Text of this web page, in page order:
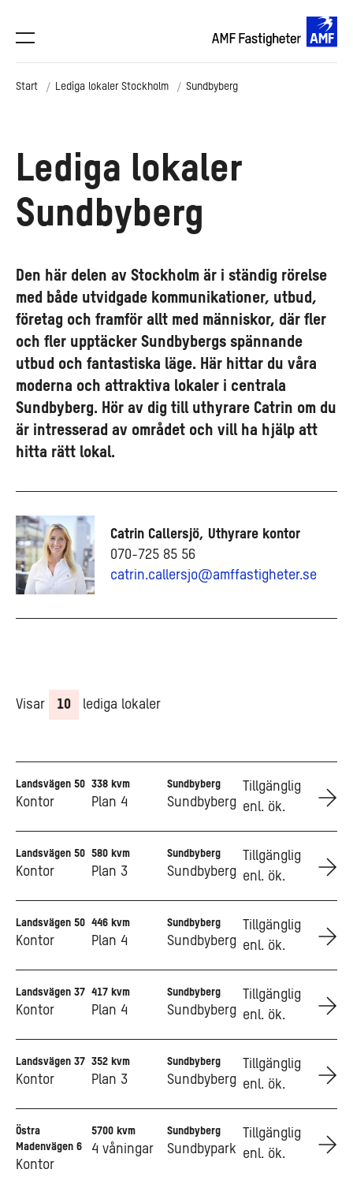
Start Lediga lokaler Stockholm Sundbyberg
Lediga lokaler
Sundbyberg
Den här delen av Stockholm är i ständig rörelse
med både utvidgade kommunikationer, utbud,
företag och framför allt med människor, där fler
och fler upptäcker Sundbybergs spännande
utbud och fantastiska läge. Här hittar du våra
moderna och attraktiva lokaler i centrala
Sundbyberg. Hör av dig till uthyrare Catrin om du
är intresserad av området och vill ha hjälp att
hitta rätt lokal.
Catrin Callersjö, Uthyrare kontor
070-725 85 56
catrin.callersjo@amffastigheter.se
Visar 10 lediga lokaler
Go to Landsvägen 50
Landsvägen 50
Kontor
338 kvm
Plan 4
Sundbyberg
Sundbyberg
Tillgänglig
enl. ök.
Go to Landsvägen 50
Landsvägen 50
Kontor
580 kvm
Plan 3
Sundbyberg
Sundbyberg
Tillgänglig
enl. ök.
Go to Landsvägen 50
Landsvägen 50
Kontor
446 kvm
Plan 4
Sundbyberg
Sundbyberg
Tillgänglig
enl. ök.
Go to Landsvägen 37
Landsvägen 37
Kontor
417 kvm
Plan 4
Sundbyberg
Sundbyberg
Tillgänglig
enl. ök.
Go to Landsvägen 37
Landsvägen 37
Kontor
352 kvm
Plan 3
Sundbyberg
Sundbyberg
Tillgänglig
enl. ök.
Go to Östra Madenvägen 6
Östra
Madenvägen 6
Kontor
5700 kvm
4 våningar
Sundbyberg
Sundbypark
Tillgänglig
enl. ök.